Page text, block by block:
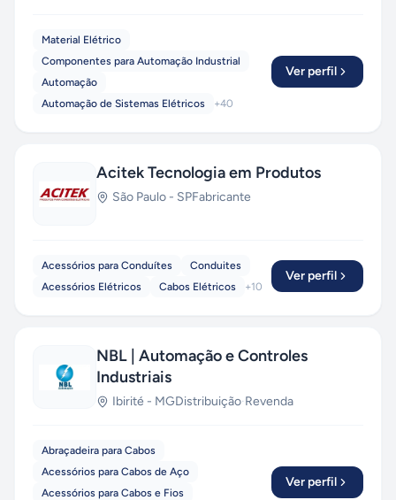
Material Elétrico
Componentes para Automação Industrial
Automação
Automação de Sistemas Elétricos
+40
Ver perfil
Acitek Tecnologia em Produtos
São Paulo - SPFabricante
Acessórios para Conduítes
Conduites
Acessórios Elétricos
Cabos Elétricos +10
Ver perfil
NBL | Automação e Controles
Industriais
Ibirité - MGDistribuição·Revenda
Abraçadeira para Cabos
Acessórios para Cabos de Aço
Acessórios para Cabos e Fios
Ver perfil